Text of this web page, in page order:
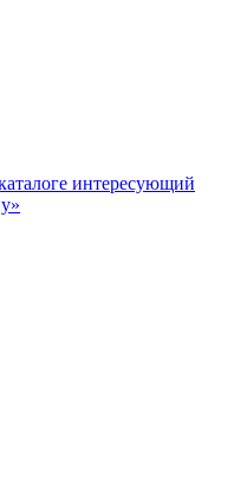
интересующий